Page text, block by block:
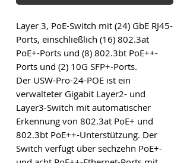
Layer 3, PoE-Switch mit (24) GbE RJ45-
Ports, einschließlich (16) 802.3at
PoE+-Ports und (8) 802.3bt PoE++-
Ports und (2) 10G SFP+-Ports.
Der USW-Pro-24-POE ist ein
verwalteter Gigabit Layer2- und
Layer3-Switch mit automatischer
Erkennung von 802.3at PoE+ und
802.3bt PoE++-Unterstützung. Der
Switch verfügt über sechzehn PoE+-